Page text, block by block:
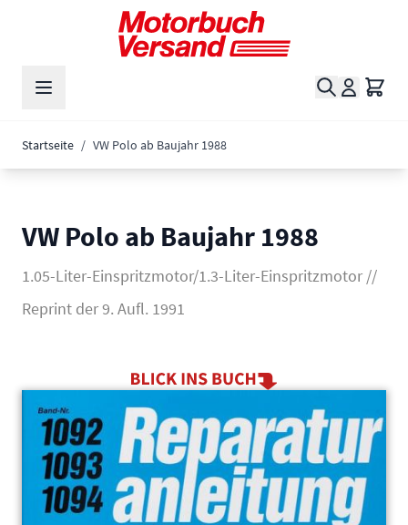
Zum Inhalt springen
Suche
Startseite / VW Polo ab Baujahr 1988
VW Polo ab Baujahr 1988
1.05-Liter-Einspritzmotor/1.3-Liter-Einspritzmotor //
Reprint der 9. Aufl. 1991